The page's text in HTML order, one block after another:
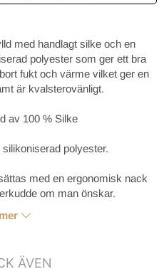
med handlagt silke och en
polyester som ger ett bra
fukt och värme vilket ger en
är kvalsterovänligt.
av 100 % Silke
polyester.
med en ergonomisk nack
om man önskar.
ÄVEN